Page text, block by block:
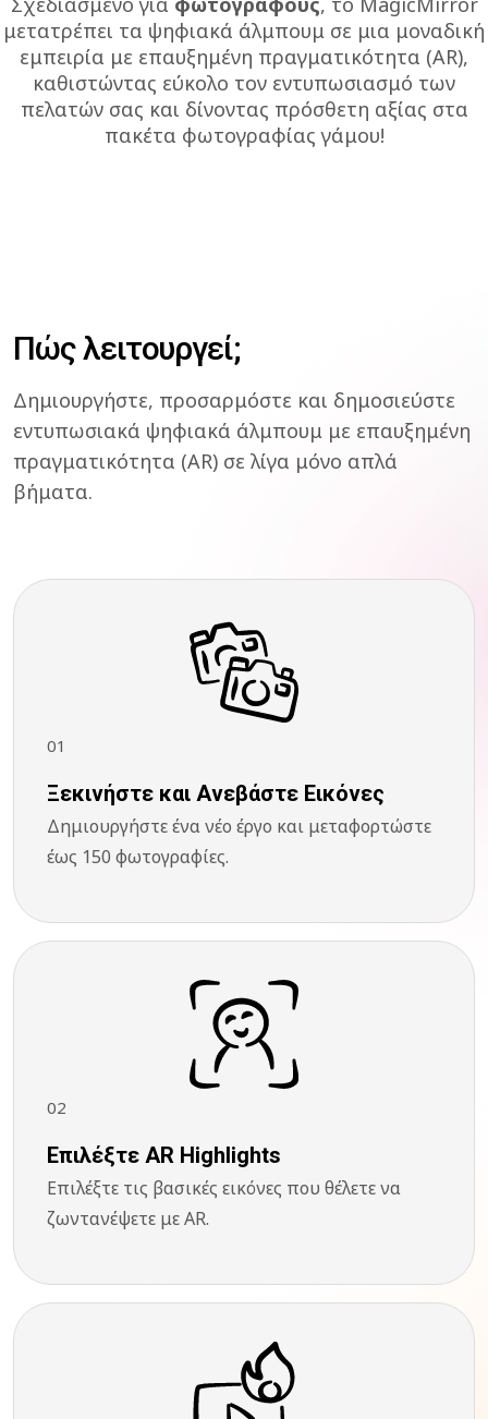
μετατρέπει τα ψηφιακά άλμπουμ σε μια μοναδική
εμπειρία με επαυξημένη πραγματικότητα (AR),
καθιστώντας εύκολο τον εντυπωσιασμό των
πελατών σας και δίνοντας πρόσθετη αξίας στα
πακέτα φωτογραφίας γάμου!
Πώς λειτουργεί;
Δημιουργήστε, προσαρμόστε και δημοσιεύστε
εντυπωσιακά ψηφιακά άλμπουμ με επαυξημένη
πραγματικότητα (AR) σε λίγα μόνο απλά
βήματα.
01
Ξεκινήστε και Ανεβάστε Εικόνες
Δημιουργήστε ένα νέο έργο και μεταφορτώστε
έως 150 φωτογραφίες.
02
Επιλέξτε AR Highlights
Επιλέξτε τις βασικές εικόνες που θέλετε να
ζωντανέψετε με AR.